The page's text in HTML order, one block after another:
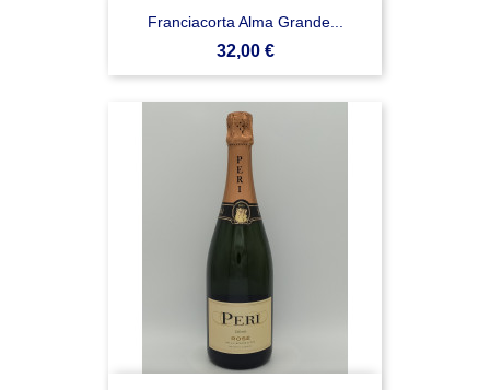
Franciacorta Alma Grande...
Prezzo
32,00 €